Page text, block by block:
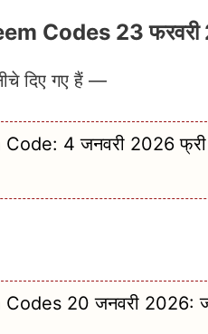
Codes 23
दिए गए हैं —
4 जनवरी 2026 फ्री
20 जनवरी 2026: